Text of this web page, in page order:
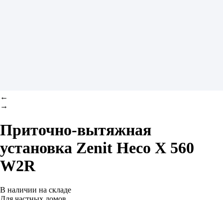
←
→
Приточно-вытяжная
установка Zenit Heco X 560
W2R
В наличии на складе